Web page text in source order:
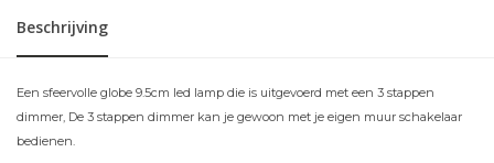
Beschrijving
Een sfeervolle globe 9.5cm led lamp die is uitgevoerd met een 3 stappen
dimmer, De 3 stappen dimmer kan je gewoon met je eigen muur schakelaar
bedienen.